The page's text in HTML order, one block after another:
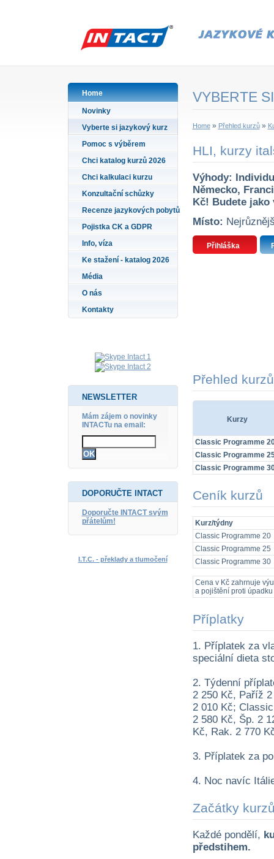
Home
Novinky
Vyberte si jazykový kurz
Pomoc s výběrem
Chci katalog kurzů 2026
Chci kalkulaci kurzu
Konzultační schůzky
Recenze jazykových pobytů
Pojistka CK a GDPR
Info, víza
Ke stažení - katalog 2026
Média
O nás
Kontakty
NEWSLETTER
Mám zájem o novinky
INTACTu na email:
DOPORUČTE INTACT
Doporučte INTACT svým
přátelům!
I.T.C. - překlady a tlumočení
VYBERTE
Home» Přehled kurzů»
HLI, kurzy
Výhody:
Německo,
Kč! Budete jako
Místo:
Přihláška
Přehled kurzů
Kurzy
Classic Programme
Classic Programme
Classic Programme
Ceník kurzů
Kurz/týdny
Classic Programme 20
Classic Programme 25
Classic Programme 30
Cena v Kč zahrnuje
a pojištění proti úpadku
Příplatky
1. Příplatek za
speciální dieta
2. Týdenní
2 250 Kč, Paříž
2 010 Kč;
2 580 Kč, Šp. 2
Kč, Rak. 2 770
3. Příplatek za
4. Noc navíc
Začátky
Každé pondělí,
předstihem.